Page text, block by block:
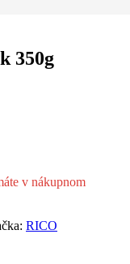
350g
v nákupnom
RICO